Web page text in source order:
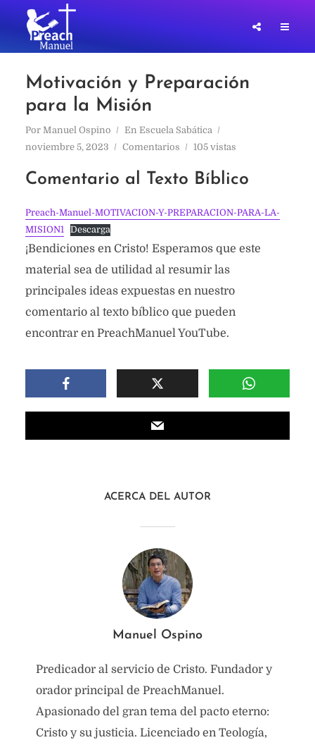
Motivación y Preparación
para la Misión
Por Manuel Ospino En Escuela Sabática
noviembre 5, 2023
Comentarios 105 vistas
Comentario al Texto Bíblico
Preach-Manuel-MOTIVACION-Y-PREPARACION-PARA-LA-
MISION1
Descarga
¡Bendiciones en Cristo! Esperamos que este
material sea de utilidad al resumir las
principales ideas expuestas en nuestro
comentario al texto bíblico que pueden
encontrar en PreachManuel YouTube.
ACERCA DEL AUTOR
Manuel Ospino
Predicador al servicio de Cristo. Fundador y
orador principal de PreachManuel.
Apasionado del gran tema del pacto eterno:
Cristo y su justicia. Licenciado en Teología,